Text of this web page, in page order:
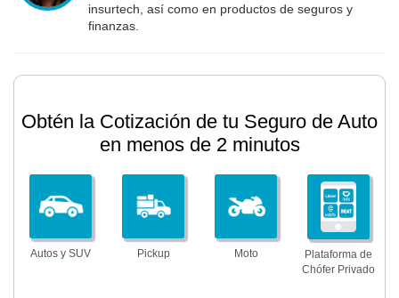
insurtech, así como en productos de seguros y
finanzas.
Obtén la Cotización de tu Seguro de Auto
en menos de 2 minutos
Autos y SUV Pickup Moto
Plataforma de
Chófer Privado